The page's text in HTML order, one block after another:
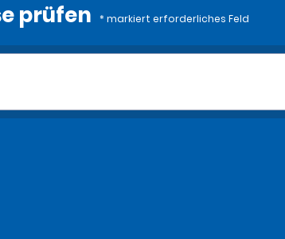
prüfen * markiert erforderliches Feld